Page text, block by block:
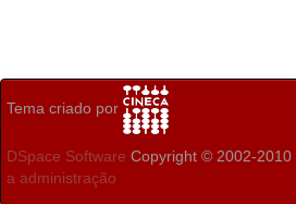
Tema criado por
DSpace Software Copyright © 2002-2010
a administração